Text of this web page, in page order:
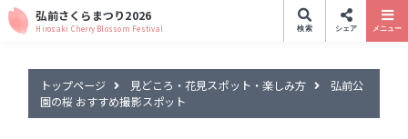
弘前さくらまつり2026
Hirosaki Cherry Blossom Festival 検索 シェア メニュー
トップページ 見どころ・花見スポット・楽しみ方
弘前公
園の桜 おすすめ撮影スポット